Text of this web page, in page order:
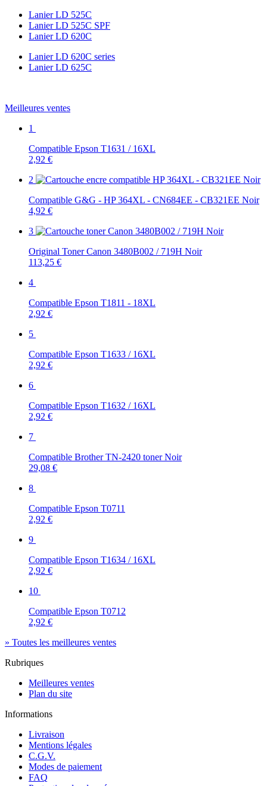
Lanier LD 525C
Lanier LD 525C SPF
Lanier LD 620C
Lanier LD 620C series
Lanier LD 625C
Meilleures ventes
1
Compatible Epson T1631 / 16XL
2,92 €
2
Compatible G&G - HP 364XL - CN684EE - CB321EE Noir
4,92 €
3
Original Toner Canon 3480B002 / 719H Noir
113,25 €
4
Compatible Epson T1811 - 18XL
2,92 €
5
Compatible Epson T1633 / 16XL
2,92 €
6
Compatible Epson T1632 / 16XL
2,92 €
7
Compatible Brother TN-2420 toner Noir
29,08 €
8
Compatible Epson T0711
2,92 €
9
Compatible Epson T1634 / 16XL
2,92 €
10
Compatible Epson T0712
2,92 €
» Toutes les meilleures ventes
Rubriques
Meilleures ventes
Plan du site
Informations
Livraison
Mentions légales
C.G.V.
Modes de paiement
FAQ